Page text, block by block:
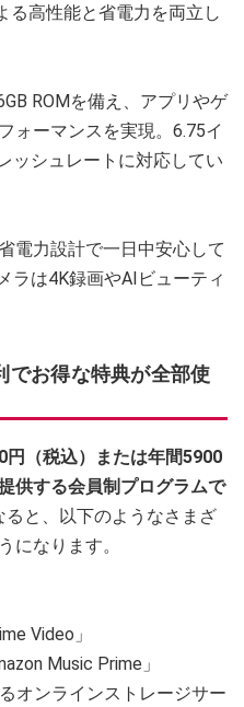
る高性能と省電力を両立し
ROMを備え、アプリやゲ
ォーマンスを実現。6.75イ
ッシュレートに対応してい
電力設計で一日中安心して
ラは4K録画やAIビューティ
でお得な特典が全部使
（税込）または年間5900
供する会員制プログラムで
と、以下のようなさまざ
になります。
Video」
Music Prime」
オンラインストレージサー